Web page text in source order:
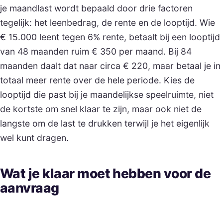
je maandlast wordt bepaald door drie factoren
tegelijk: het leenbedrag, de rente en de looptijd. Wie
€ 15.000 leent tegen 6% rente, betaalt bij een looptijd
van 48 maanden ruim € 350 per maand. Bij 84
maanden daalt dat naar circa € 220, maar betaal je in
totaal meer rente over de hele periode. Kies de
looptijd die past bij je maandelijkse speelruimte, niet
de kortste om snel klaar te zijn, maar ook niet de
langste om de last te drukken terwijl je het eigenlijk
wel kunt dragen.
Wat je klaar moet hebben voor de
aanvraag